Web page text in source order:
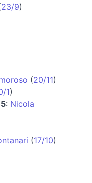
23/9)
(20/11)
1)
: Nicola
(17/10)